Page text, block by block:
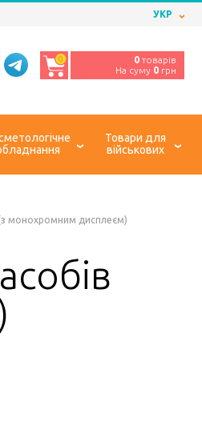
УКР
0 0 товарів
На суму 0 грн
Товари для
військових
(з монохромним дисплеєм)